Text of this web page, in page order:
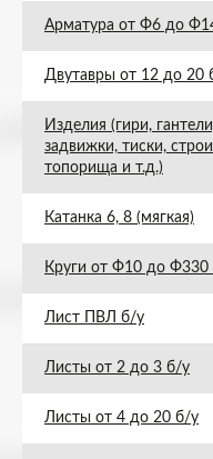
Арматура от Ф6 до
Двутавры от 12 до 20
Изделия (гири,
задвижки, тиски,
топорища и т.д.)
Катанка 6, 8 (мягкая)
Круги от Ф10 до Ф330
Лист ПВЛ б/у
Листы от 2 до 3 б/у
Листы от 4 до 20 б/у